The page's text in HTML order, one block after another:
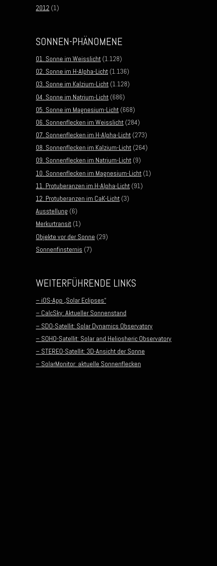
2012 (1)
SONNEN-PHÄNOMENE
01. Sonne im Weisslicht (1.128)
02. Sonne im H-Alpha-Licht (1.136)
03. Sonne im Kalzium-Licht (1.128)
04. Sonne im Natrium-Licht (686)
05. Sonne im Magnesium-Licht (668)
06. Sonnenflecken im Weisslicht (284)
07. Sonnenflecken im H-Alpha-Licht (273)
08. Sonnenflecken im Kalzium-Licht (264)
09. Sonnenflecken im Natrium-Licht (9)
10. Sonnenflecken im Magnesium-Licht (1)
11. Protuberanzen im H-Alpha-Licht (91)
12. Protuberanzen im CaK-Licht (3)
Ausstellung (6)
Merkurtransit (1)
Objekte vor der Sonne (29)
Sonnenfinsternis (7)
WEITERFÜHRENDE LINKS
– iOS-App „Solar Eclipses“
– CalcSky: Aktueller Sonnenstand
– SDO-Satellit: Solar Dynamics Observatory
– SOHO-Satellit: Solar and Heliosheric Observatory
– STEREO-Satellit: 3D-Ansicht der Sonne
– SolarMonitor: aktuelle Sonnenflecken